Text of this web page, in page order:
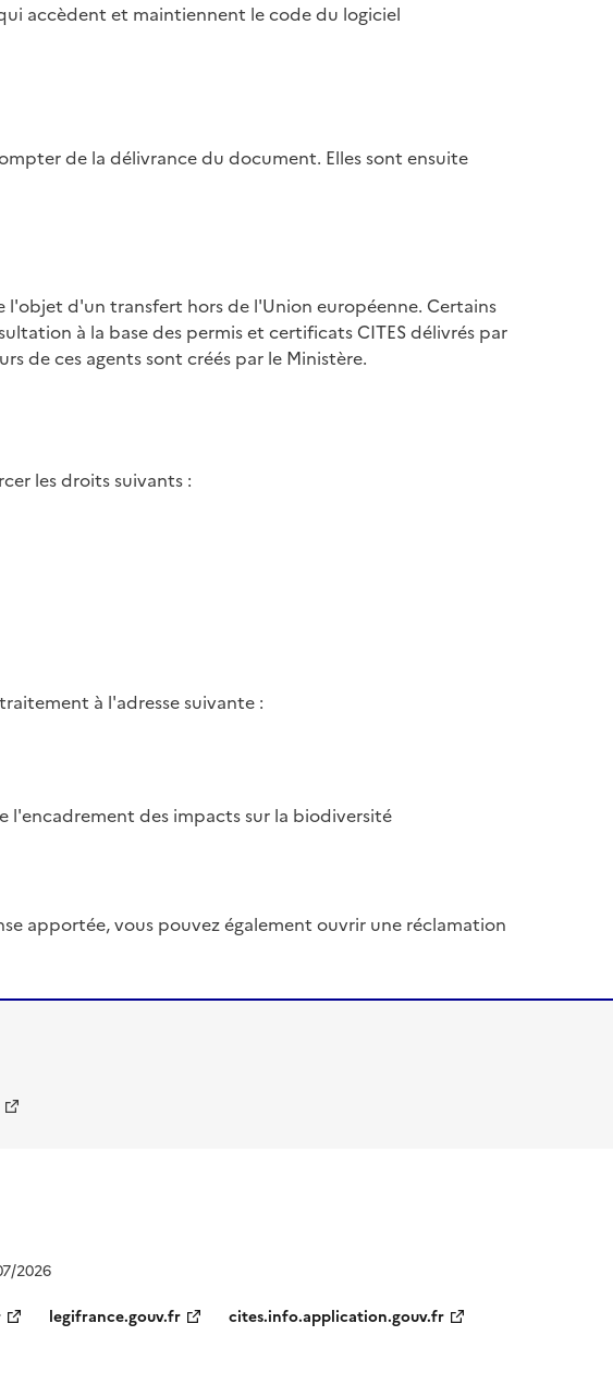
accèdent et maintiennent le code du logiciel
de la délivrance du document. Elles sont ensuite
d'un transfert hors de l'Union européenne. Certains
à la base des permis et certificats CITES délivrés par
de ces agents sont créés par le Ministère.
les droits suivants :
à l'adresse suivante :
l'encadrement des impacts sur la biodiversité
apportée, vous pouvez également ouvrir une réclamation
2026
legifrance.gouv.fr cites.info.application.gouv.fr